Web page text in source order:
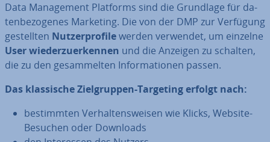
Data Ma­nage­ment Platforms sind die Grundlage für da­
ten­be­zo­ge­nes Marketing. Die von der DMP zur Verfügung
ge­stell­ten Nut­zer­pro­fi­lewerden verwendet, um einzelne
User wie­der­zu­er­ken­nen und die Anzeigen zu schalten,
die zu den ge­sam­mel­ten In­for­ma­tio­nen passen.
Das klas­si­sche Ziel­grup­pen-Targeting erfolgt nach:
be­stimm­ten Ver­hal­tens­wei­sen wie Klicks, Website-
Besuchen oder Downloads